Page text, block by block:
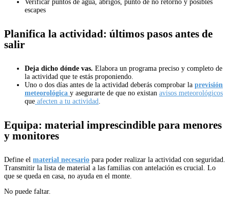
Verificar puntos de agua, abrigos, punto de no retorno y posibles
escapes
Planifica la actividad: últimos pasos antes de
salir
Deja dicho dónde vas. Elabora un programa preciso y completo de
la actividad que te estás proponiendo.
Uno o dos días antes de la actividad deberás comprobar la previsión
meteorológica y asegurarte de que no existan avisos meteorológicos
que afecten a tu actividad
Equipa: material imprescindible para menores
y monitores
Define el material necesario para poder realizar la actividad con seguridad.
Transmitir la lista de material a las familias con antelación es crucial. Lo
que se queda en casa, no ayuda en el monte.
No puede faltar.